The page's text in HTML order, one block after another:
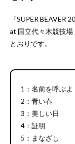
『SUPER BEAVER
at 国立代々木競技
とおりです。
1：名前を呼ぶよ
2：青い春
3：美しい日
4：証明
5：まなざし